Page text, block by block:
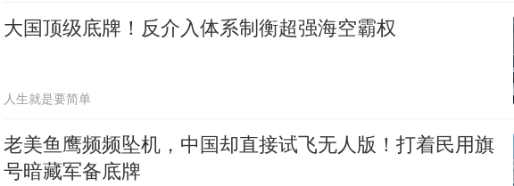
大国顶级底牌！反介入体系制衡超强海空霸权
人生就是要简单
老美鱼鹰频频坠机，中国却直接试飞无人版！打着民用旗
号暗藏军备底牌